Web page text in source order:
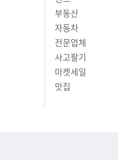
부동산
자동차
전문업체
사고팔기
마켓세일
맛집